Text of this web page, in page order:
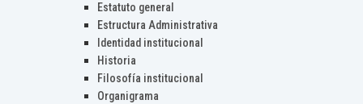
Estatuto general
Estructura Administrativa
Identidad institucional
Historia
Filosofía institucional
Organigrama